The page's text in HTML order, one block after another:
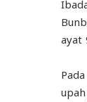
ayat